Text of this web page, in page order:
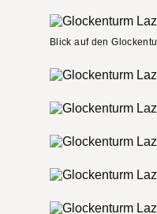
Blick auf den